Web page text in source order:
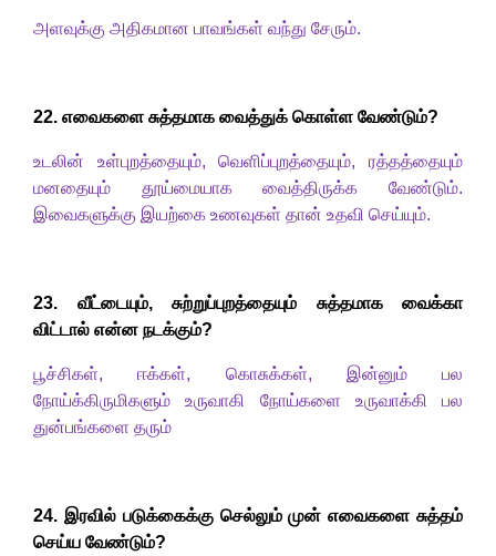
அளவுக்கு அதிகமான பாவங்கள் வந்து சேரும்.
22. எவைகளை சுத்தமாக வைத்துக் கொள்ள வேண்டும்?
உடலின் உள்புறத்தையும்,வெளிப்புறத்தையும்,ரத்தத்தையும்
மனதையும் தூய்மையாக வைத்திருக்க வேண்டும்.
இவைகளுக்கு இயற்கை உணவுகள் தான் உதவி செய்யும்.
23. வீட்டையும், சுற்றுப்புறத்தையும் சுத்தமாக வைக்கா
விட்டால் என்ன நடக்கும்?
பூச்சிகள்,ஈக்கள், கொசுக்கள், இன்னும் பல
நோய்க்கிருமிகளும் உருவாகி நோய்களை உருவாக்கி பல
துன்பங்களை தரும்
24. இரவில் படுக்கைக்கு செல்லும் முன் எவைகளை சுத்தம்
செய்ய வேண்டும்?